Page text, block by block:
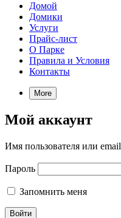
Домой
Домики
Услуги
Прайс-лист
О Парке
Правила и Условия
Контакты
More
Мой аккаунт
Имя пользователя или email
Пароль
Запомнить меня